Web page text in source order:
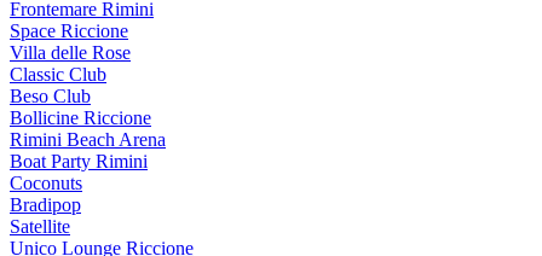
Frontemare Rimini
Space Riccione
Villa delle Rose
Classic Club
Beso Club
Bollicine Riccione
Rimini Beach Arena
Boat Party Rimini
Coconuts
Bradipop
Satellite
Unico Lounge Riccione